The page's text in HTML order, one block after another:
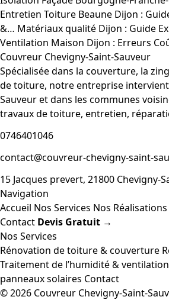
Entretien Toiture Beaune Dijon :
&… Matériaux qualité Dijon : Guide
Ventilation Maison Dijon : Erreurs
Couvreur Chevigny-Saint-Sauveur
Spécialisée dans la couverture, la
de toiture, notre entreprise intervient
Sauveur et dans les communes
travaux de toiture, entretien,
0746401046
contact@couvreur-chevigny-saint-
15 Jacques prevert, 21800 Chevigny-
Navigation
Accueil Nos Services Nos Réalisations
Contact Devis Gratuit →
Nos Services
Rénovation de toiture & couverture
Traitement de l’humidité & ventilation
panneaux solaires Contact
© 2026 Couvreur Chevigny-Saint-